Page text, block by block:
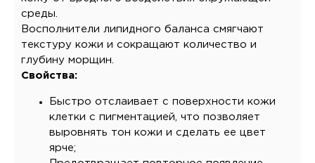
среды.
Восполнители липидного баланса смягчают
текстуру кожи и сокращают количество и
глубину морщин.
Свойства:
Быстро отслаивает с поверхности кожи
клетки с пигментацией, что позволяет
выровнять тон кожи и сделать ее цвет
ярче;